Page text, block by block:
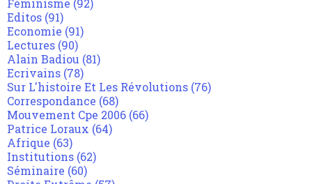
Féminisme (92)
Editos (91)
Economie (91)
Lectures (90)
Alain Badiou (81)
Ecrivains (78)
Sur L'histoire Et Les Révolutions (76)
Correspondance (68)
Mouvement Cpe 2006 (66)
Patrice Loraux (64)
Afrique (63)
Institutions (62)
Séminaire (60)